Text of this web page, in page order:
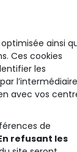
ainsi
Ces cookies
les
l’intermédiaire
avec vos
de
refusant les